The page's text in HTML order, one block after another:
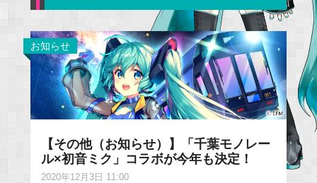
お知らせ
【その他（お知らせ）】「千葉モノレー
ル×初音ミク」コラボが今年も決定！
2020年12月3日 11:00